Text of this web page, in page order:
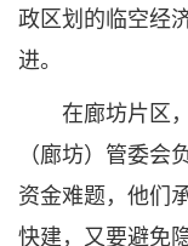
政区划的临空经
进。
在廊坊片区，
（廊坊）管委
资金难题，他们
快建，又要避免